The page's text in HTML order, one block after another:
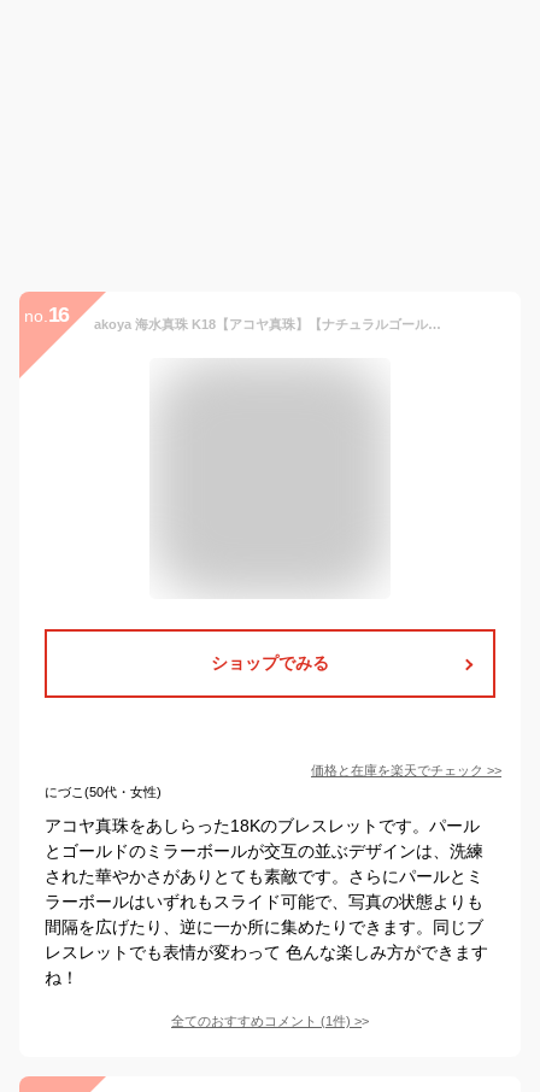
no. 16 akoya 海水真珠 K18【アコヤ真珠】【ナチュラルゴールド】ベビーパール ブレスレット ミラーボール【新作】【製品保証】
ショップでみる
価格と在庫を楽天でチェック >>
にづこ(50代・女性)
アコヤ真珠をあしらった18Kのブレスレットです。パール
とゴールドのミラーボールが交互の並ぶデザインは、洗練
された華やかさがありとても素敵です。さらにパールとミ
ラーボールはいずれもスライド可能で、写真の状態よりも
間隔を広げたり、逆に一か所に集めたりできます。同じブ
レスレットでも表情が変わって 色んな楽しみ方ができます
ね！
全てのおすすめコメント (1件) >